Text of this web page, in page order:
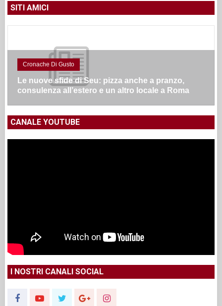
SITI AMICI
Cronache Di Gusto
Le nuove sfide di Seu: pizza anche a pranzo,
consulenza all’estero e un altro locale a Roma
CANALE YOUTUBE
I NOSTRI CANALI SOCIAL